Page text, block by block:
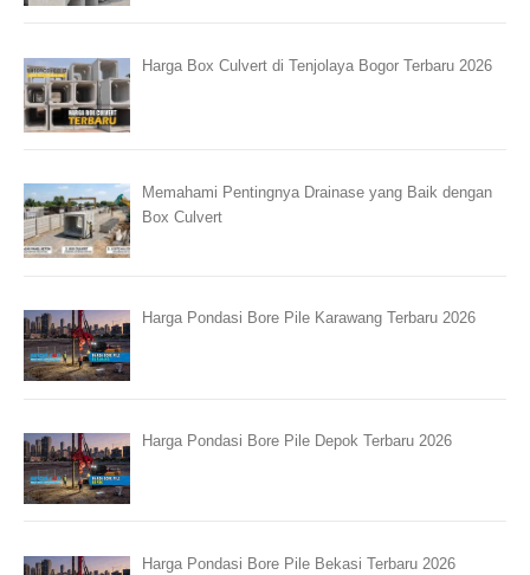
Harga Box Culvert di Tenjolaya Bogor Terbaru 2026
Memahami Pentingnya Drainase yang Baik dengan
Box Culvert
Harga Pondasi Bore Pile Karawang Terbaru 2026
Harga Pondasi Bore Pile Depok Terbaru 2026
Harga Pondasi Bore Pile Bekasi Terbaru 2026